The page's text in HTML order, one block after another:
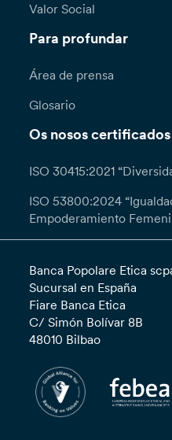
Valor Social
Para profundar
Área de prensa
Glosario
Os nosos certificados
ISO 30415:2021
ISO 53800:2024
Empoderamiento
Banca Popolare Etica
Sucursal en España
Fiare Banca Etica
C/ Simón Bolívar 8B
48010 Bilbao